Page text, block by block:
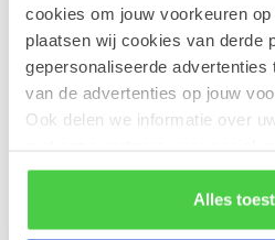
cookies om jouw voorkeuren
plaatsen wij cookies van derde
gepersonaliseerde advertenties
van de advertenties op jouw
Ook delen we informatie over
rekening mee dat als je
de correcte werking van de
Alles
Wenskaart 'Make a
Jouw boodschap zorgt voor
een persoonlijke toets op
deze stijlvolle wenskaart
va...
€2,50